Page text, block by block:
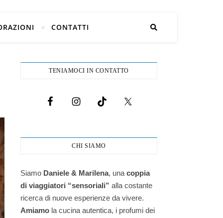
CONTATTI
TENIAMOCI IN CONTATTO
CHI SIAMO
Siamo Daniele & Marilena, una coppia
di viaggiatori “sensoriali” alla costante
ricerca di nuove esperienze da vivere.
Amiamo la cucina autentica, i profumi dei